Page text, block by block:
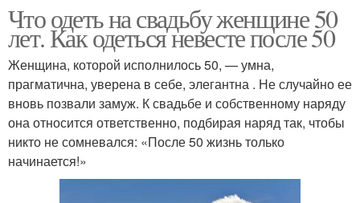
Что одеть на свадьбу женщине 50
лет. Как одеться невесте после 50
Женщина, которой исполнилось 50, — умна,
прагматична, уверена в себе, элегантна . Не случайно ее
вновь позвали замуж. К свадьбе и собственному наряду
она относится ответственно, подбирая наряд так, чтобы
никто не сомневался: «После 50 жизнь только
начинается!»